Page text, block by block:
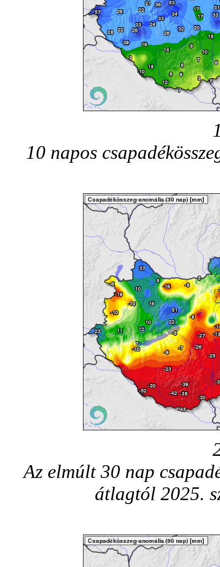
10 napos
Az elmúlt 30 nap
átlagtól 2025.